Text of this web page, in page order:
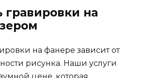
гравировки на
на фанере зависит от
рисунка. Наши услуги
цене, которая